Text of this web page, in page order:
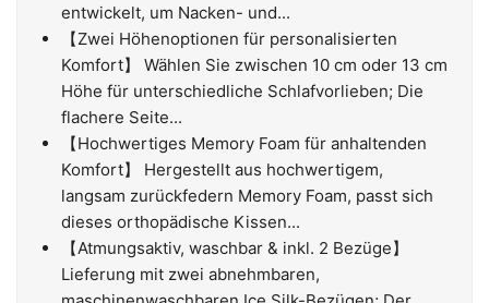
entwickelt, um Nacken- und...
【Zwei Höhenoptionen für personalisierten
Komfort】 Wählen Sie zwischen 10 cm oder 13 cm
Höhe für unterschiedliche Schlafvorlieben; Die
flachere Seite...
【Hochwertiges Memory Foam für anhaltenden
Komfort】 Hergestellt aus hochwertigem,
langsam zurückfedern Memory Foam, passt sich
dieses orthopädische Kissen...
【Atmungsaktiv, waschbar & inkl. 2 Bezüge】
Lieferung mit zwei abnehmbaren,